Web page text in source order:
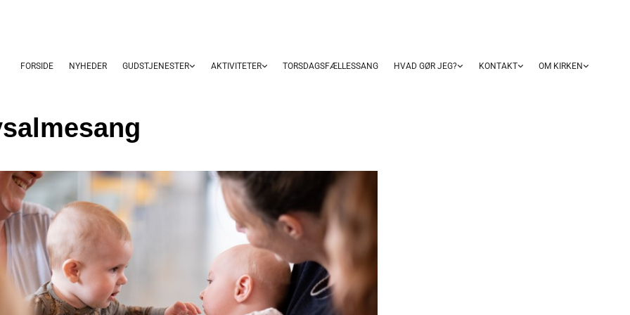
FORSIDE NYHEDER GUDSTJENESTER AKTIVITETER TORSDAGSFÆLLESSANG HVAD GØR JEG? KONTAKT OM KIRKEN